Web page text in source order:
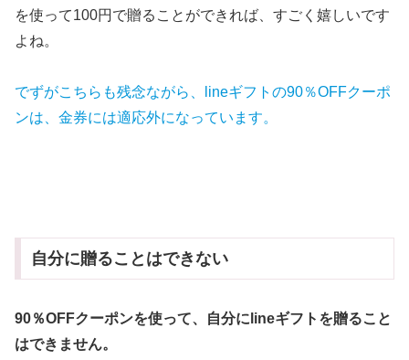
を使って100円で贈ることができれば、すごく嬉しいです
よね。
でずがこちらも残念ながら、lineギフトの90％OFFクーポ
ンは、金券には適応外になっています。
自分に贈ることはできない
90％OFFクーポンを使って、自分にlineギフトを贈ること
はできません。